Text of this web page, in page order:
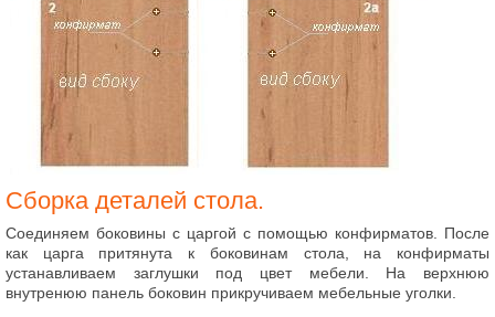
Сборка деталей стола.
Соединяем боковины с царгой с помощью конфирматов. После
как царга притянута к боковинам стола, на конфирматы
устанавливаем заглушки под цвет мебели. На верхнюю
внутренюю панель боковин прикручиваем мебельные уголки.